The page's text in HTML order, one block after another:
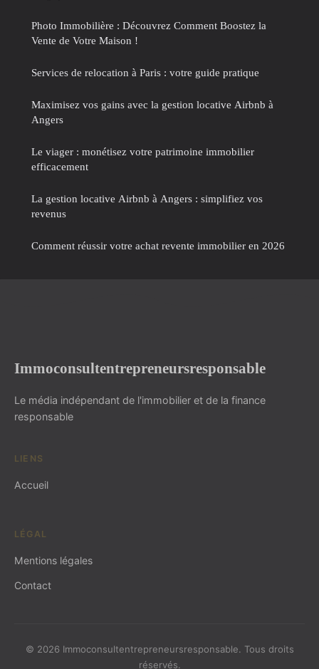
Photo Immobilière : Découvrez Comment Boostez la
Vente de Votre Maison !
Services de relocation à Paris : votre guide pratique
Maximisez vos gains avec la gestion locative Airbnb à
Angers
Le viager : monétisez votre patrimoine immobilier
efficacement
La gestion locative Airbnb à Angers : simplifiez vos
revenus
Comment réussir votre achat revente immobilier en 2026
Immoconsultentrepreneursresponsable
Le média indépendant de l'immobilier et de la finance
responsable
LIENS
Accueil
LÉGAL
Mentions légales
Contact
© 2026 Immoconsultentrepreneursresponsable. Tous droits
réservés.